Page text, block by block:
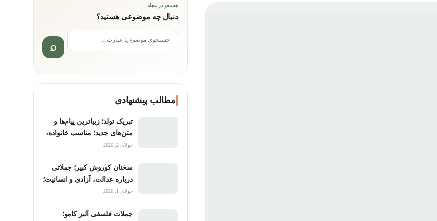
جستجو در مجله
دنبال چه موضوعی هستید؟
جستجو برای:
مطالب پیشنهادی
تبریک تولد؛ زیباترین پیام‌ها و
متن‌های جدید؛ مناسب خانواده،
دوستان و همکاران
جولای 2, 2026
سخنان کوروش کبیر؛ جملاتی
درباره عدالت، آزادی و انسانیت؛
ماندگارترین نقل‌قول‌های
جولای 1, 2026
جملات فلسفی آلبر کامو؛